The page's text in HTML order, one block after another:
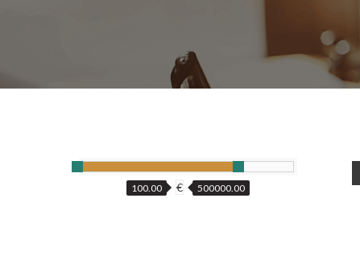
100.00 € 500000.00